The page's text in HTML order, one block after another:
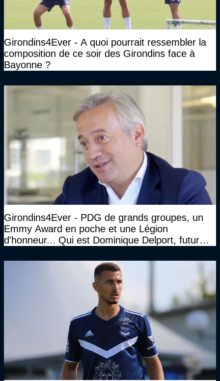
Girondins4Ever - A quoi pourrait ressembler la
composition de ce soir des Girondins face à
Bayonne ?
Girondins4Ever - PDG de grands groupes, un
Emmy Award en poche et une Légion
d'honneur... Qui est Dominique Delport, futur